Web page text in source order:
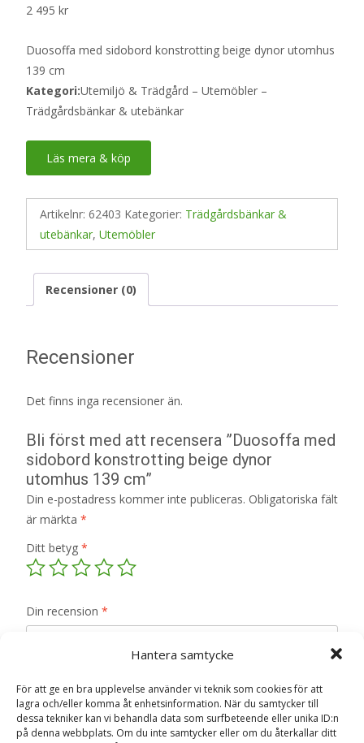
Hantera samtycke
För att ge en bra upplevelse använder vi teknik som cookies för att
lagra och/eller komma åt enhetsinformation. När du samtycker till
dessa tekniker kan vi behandla data som surfbeteende eller unika ID:n
på denna webbplats. Om du inte samtycker eller om du återkallar ditt
2 495 kr
Duosoffa med sidobord konstrotting beige dynor utomhus
139 cm
Kategori:Utemiljö & Trädgård – Utemöbler –
Trädgårdsbänkar & utebänkar
Läs mera & köp
Artikelnr: 62403 Kategorier: Trädgårdsbänkar &
utebänkar, Utemöbler
Recensioner (0)
Recensioner
Det finns inga recensioner än.
Bli först med att recensera ”Duosoffa med
sidobord konstrotting beige dynor
utomhus 139 cm”
Din e-postadress kommer inte publiceras. Obligatoriska fält
är märkta *
Ditt betyg *
Din recension *
Namn*